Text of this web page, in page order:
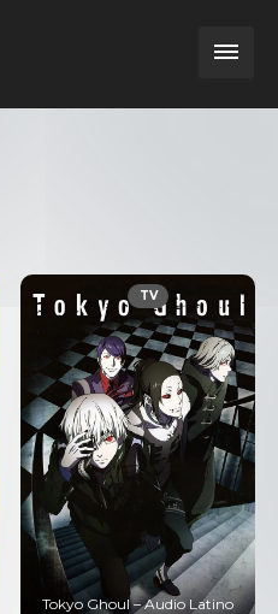
TV
Tokyo Ghoul – Audio Latino